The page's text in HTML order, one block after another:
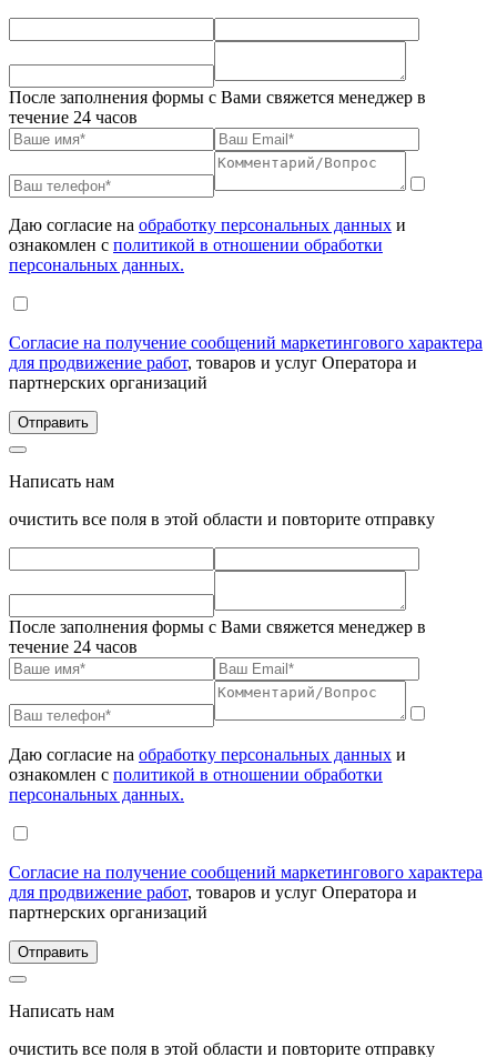
После заполнения формы с Вами свяжется менеджер в
течение 24 часов
Даю согласие на обработку персональных данных и
ознакомлен с политикой в отношении обработки
персональных данных.
Согласие на получение сообщений маркетингового характера
для продвижение работ, товаров и услуг Оператора и
партнерских организаций
Написать нам
очистить все поля в этой области и повторите отправку
После заполнения формы с Вами свяжется менеджер в
течение 24 часов
Даю согласие на обработку персональных данных и
ознакомлен с политикой в отношении обработки
персональных данных.
Согласие на получение сообщений маркетингового характера
для продвижение работ, товаров и услуг Оператора и
партнерских организаций
Написать нам
очистить все поля в этой области и повторите отправку